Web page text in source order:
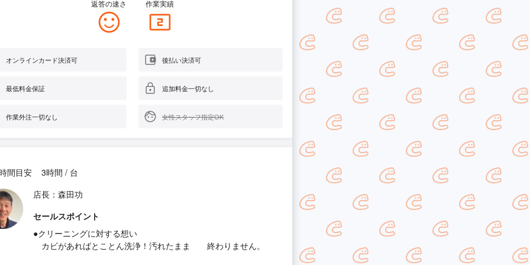
返答の速さ 作業実績
オンラインカード決済可 後払い決済可
最低料金保証 追加料金一切なし
作業外注一切なし 女性スタッフ指定OK
間目安
3時間 / 台
店長：森田功
セールスポイント
●クリーニングに対する想い
カビがあればとことん洗浄！汚れたまま 終わりません。